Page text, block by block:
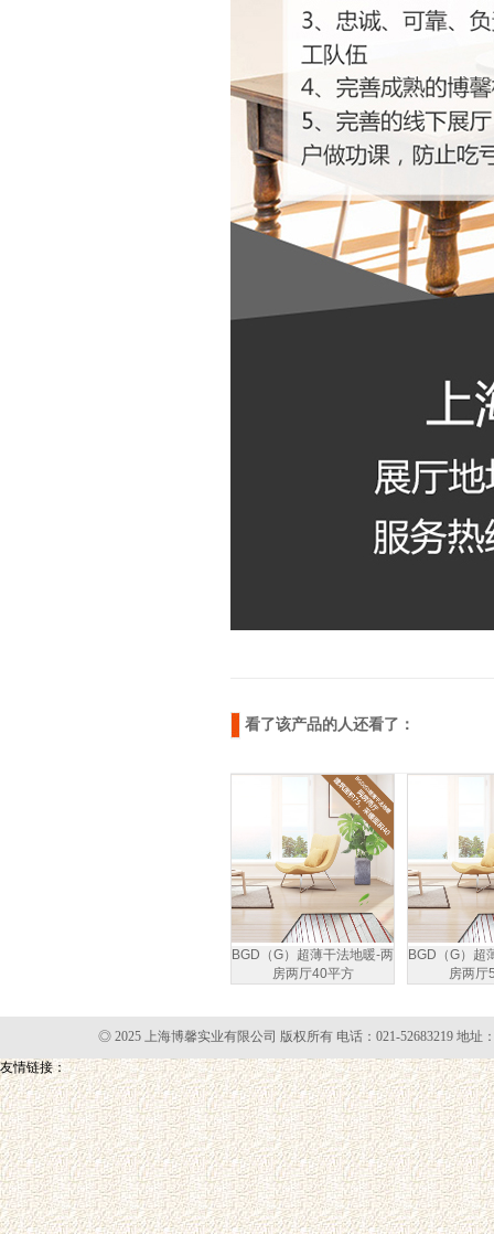
看了该产品的人还看了：
BGD（G）超薄干法地暖-两
房两厅40平方
BGD（G）超
房两厅
◎ 2025 上海博馨实业有限公司 版权所有 电话：021-52683219 地
友情链接：